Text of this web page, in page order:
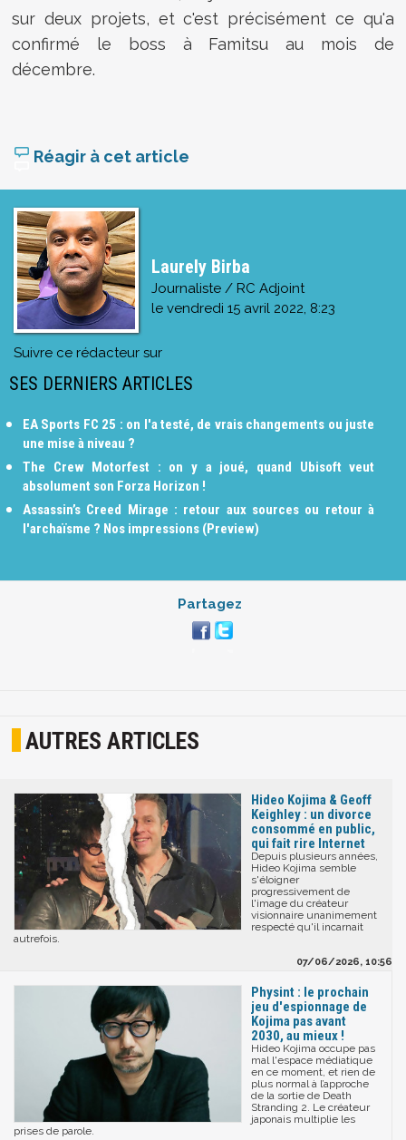
sur deux projets, et c'est précisément ce qu'a
confirmé le boss à Famitsu au mois de
décembre.
Réagir à cet article
Laurely Birba
Journaliste / RC Adjoint
le vendredi 15 avril 2022, 8:23
Suivre ce rédacteur sur
SES DERNIERS ARTICLES
EA Sports FC 25 : on l'a testé, de vrais changements ou juste
une mise à niveau ?
The Crew Motorfest : on y a joué, quand Ubisoft veut
absolument son Forza Horizon !
Assassin’s Creed Mirage : retour aux sources ou retour à
l'archaïsme ? Nos impressions (Preview)
Partagez
AUTRES ARTICLES
Hideo Kojima & Geoff
Keighley : un divorce
consommé en public,
qui fait rire Internet
Depuis plusieurs années,
Hideo Kojima semble
s'éloigner
progressivement de
l'image du créateur
visionnaire unanimement
respecté qu'il incarnait
autrefois.
07/06/2026, 10:56
Physint : le prochain
jeu d'espionnage de
Kojima pas avant
2030, au mieux !
Hideo Kojima occupe pas
mal l'espace médiatique
en ce moment, et rien de
plus normal à l’approche
de la sortie de Death
Stranding 2. Le créateur
japonais multiplie les
prises de parole.